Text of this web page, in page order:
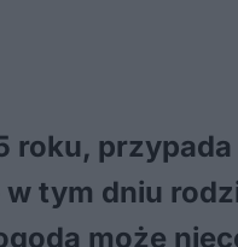
tym dniu
może